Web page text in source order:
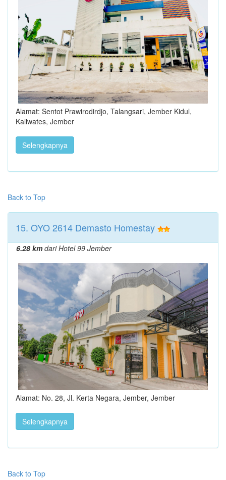
Alamat: Sentot Prawirodirdjo, Talangsari, Jember Kidul,
Kaliwates, Jember
Selengkapnya
Back to Top
15. OYO 2614 Demasto Homestay
6.28 kmdari Hotel 99 Jember
Alamat: No. 28, Jl. Kerta Negara, Jember, Jember
Selengkapnya
Back to Top